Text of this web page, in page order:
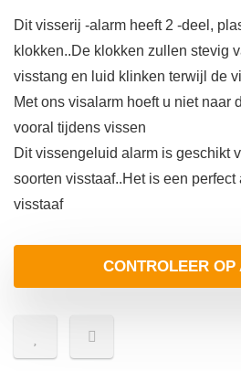
Dit visserij -alarm heeft 2 -deel,
klokken..De klokken zullen stevig
visstang en luid klinken terwijl de
Met ons visalarm hoeft u niet naar
vooral tijdens vissen
Dit vissengeluid alarm is geschikt
soorten visstaaf..Het is een
visstaaf
CONTROLEER OP